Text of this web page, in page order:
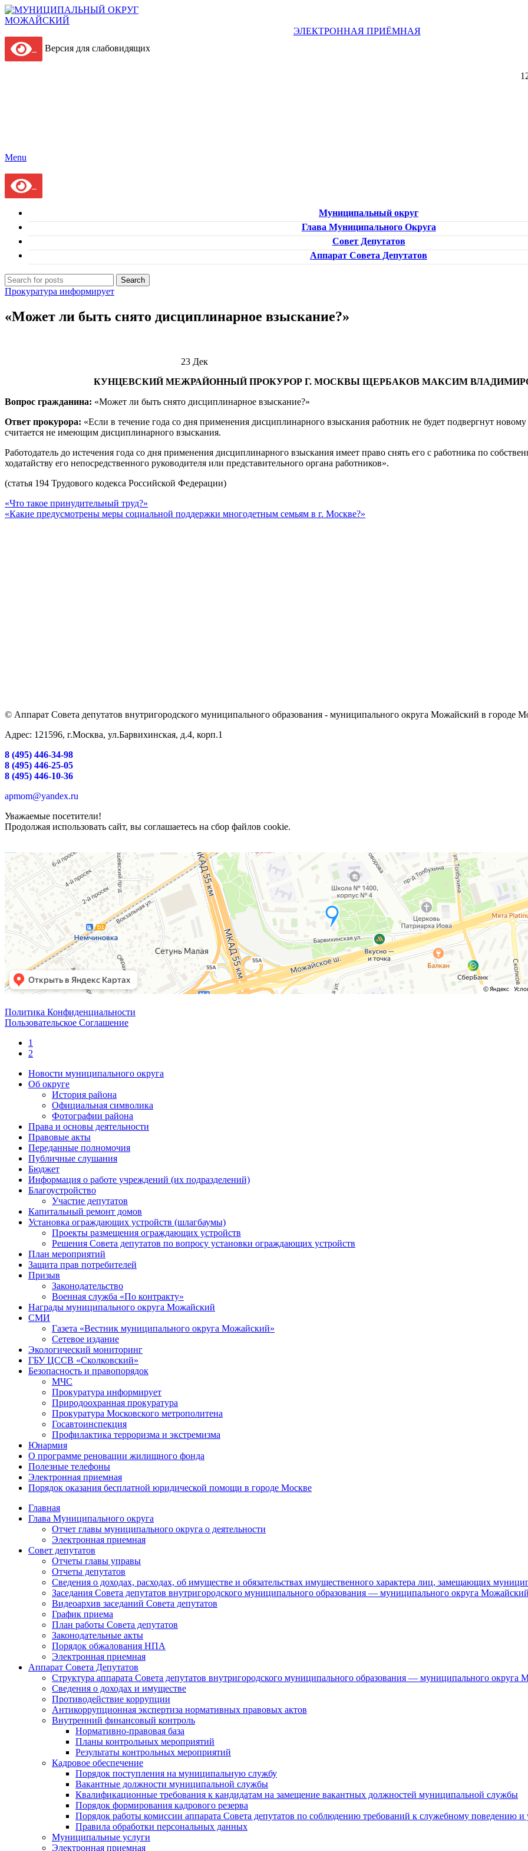
ЭЛЕКТРОННАЯ ПРИЁМНАЯ
Версия для слабовидящих
Menu
Муниципальный округ
Глава Муниципального Округа
Совет Депутатов
Аппарат Совета Депутатов
Search
Прокуратура информирует
«Может ли быть снято дисциплинарное взыскание?»
23 Дек
КУНЦЕВСКИЙ МЕЖРАЙОННЫЙ ПРОКУРОР Г. МОСКВЫ ЩЕРБАКОВ МАКСИМ
Вопрос гражданина: «Может ли быть снято дисциплинарное взыскание?»
Ответ прокурора: «Если в течение года со дня применения дисциплинарного взыскания работник не будет подвергнут
считается не имеющим дисциплинарного взыскания.
Работодатель до истечения года со дня применения дисциплинарного взыскания имеет право снять его с работника по
ходатайству его непосредственного руководителя или представительного органа работников».
(статья 194 Трудового кодекса Российской Федерации)
«Что такое принудительный труд?»
«Какие предусмотрены меры социальной поддержки многодетным семьям в г. Москве?»
© Аппарат Совета депутатов внутригородского муниципального образования - муниципального округа Можайский в городе
Адрес: 121596, г.Москва, ул.Барвихинская, д.4, корп.1
8 (495) 446-34-98
8 (495) 446-25-05
8 (495) 446-10-36
apmom@yandex.ru
Уважаемые посетители!
Продолжая использовать сайт, вы соглашаетесь на сбор файлов cookie.
Политика Конфиденциальности
Пользовательское Соглашение
1
2
Новости муниципального округа
Об округе
История района
Официальная символика
Фотографии района
Права и основы деятельности
Правовые акты
Переданные полномочия
Публичные слушания
Бюджет
Информация о работе учреждений (их подразделений)
Благоустройство
Участие депутатов
Капитальный ремонт домов
Установка ограждающих устройств (шлагбаумы)
Проекты размещения ограждающих устройств
Решения Совета депутатов по вопросу установки ограждающих устройств
План мероприятий
Защита прав потребителей
Призыв
Законодательство
Военная служба «По контракту»
Награды муниципального округа Можайский
СМИ
Газета «Вестник муниципального округа Можайский»
Сетевое издание
Экологический мониторинг
ГБУ ЦССВ «Сколковский»
Безопасность и правопорядок
МЧС
Прокуратура информирует
Природоохранная прокуратура
Прокуратура Московского метрополитена
Госавтоинспекция
Профилактика терроризма и экстремизма
Юнармия
О программе реновации жилищного фонда
Полезные телефоны
Электронная приемная
Порядок оказания бесплатной юридической помощи в городе Москве
Главная
Глава Муниципального округа
Отчет главы муниципального округа о деятельности
Электронная приемная
Совет депутатов
Отчеты главы управы
Отчеты депутатов
Сведения о доходах, расходах, об имуществе и обязательствах имущественного характера лиц, замещающих
Заседания Совета депутатов внутригородского муниципального образования — муниципального округа
Видеоархив заседаний Совета депутатов
График приема
План работы Совета депутатов
Законодательные акты
Порядок обжалования НПА
Электронная приемная
Аппарат Совета Депутатов
Структура аппарата Совета депутатов внутригородского муниципального образования — муниципального
Сведения о доходах и имуществе
Противодействие коррупции
Антикоррупционная экспертиза нормативных правовых актов
Внутренний финансовый контроль
Нормативно-правовая база
Планы контрольных мероприятий
Результаты контрольных мероприятий
Кадровое обеспечение
Порядок поступления на муниципальную службу
Вакантные должности муниципальной службы
Квалификационные требования к кандидатам на замещение вакантных должностей муниципальной службы
Порядок формирования кадрового резерва
Порядок работы комиссии аппарата Совета депутатов по соблюдению требований к служебному поведению и
Правила обработки персональных данных
Муниципальные услуги
Электронная приемная